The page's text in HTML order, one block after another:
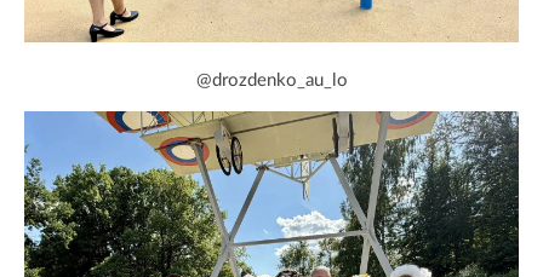
@drozdenko_au_lo